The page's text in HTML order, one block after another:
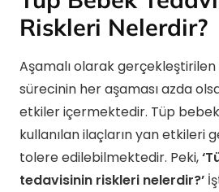
Riskleri Nelerdir?
Aşamalı olarak
sürecinin her aşaması azda
etkiler içermektedir. Tüp
kullanılan ilaçların yan etkileri
tolere edilebilmektedir. Peki,
tedavisinin riskleri nelerdir?’